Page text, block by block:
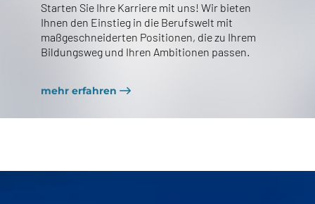
Starten Sie Ihre Karriere mit uns! Wir bieten
Ihnen den Einstieg in die Berufswelt mit
maßgeschneiderten Positionen, die zu Ihrem
Bildungsweg und Ihren Ambitionen passen.
mehr erfahren